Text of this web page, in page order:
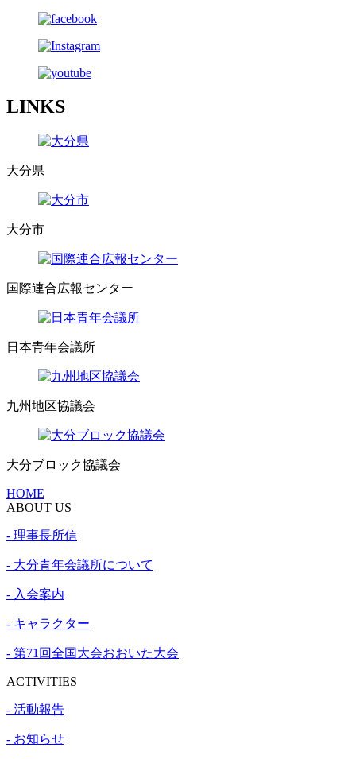
LINKS
大分県
大分市
国際連合広報センター
日本青年会議所
九州地区協議会
大分ブロック協議会
HOME
ABOUT US
- 理事長所信
- 大分青年会議所について
- 入会案内
- キャラクター
- 第71回全国大会おおいた大会
ACTIVITIES
- 活動報告
- お知らせ